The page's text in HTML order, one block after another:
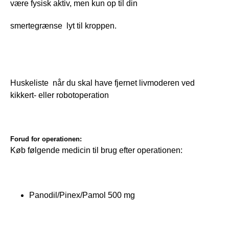
være fysisk aktiv, men kun op til din
smertegrænse  lyt til kroppen.
Huskeliste  når du skal have fjernet livmoderen ved
kikkert- eller robotoperation
Forud for operationen:
Køb følgende medicin til brug efter operationen:
Panodil/Pinex/Pamol 500 mg